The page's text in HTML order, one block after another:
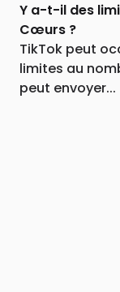
Y a-t-il des
Cœurs ?
TikTok peut
limites au
peut envoyer...